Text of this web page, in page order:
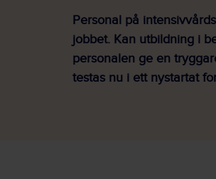
Personal på
jobbet. Kan utbildning i
personalen ge en
testas nu i ett nystartat